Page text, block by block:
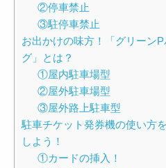
②停車禁止
③駐停車禁止
お出かけの味方！「グリーン
グ」とは？
①屋内駐車場型
②屋外駐車場型
③屋外路上駐車型
駐車チケット発券機の使い方
しよう！
①カードの挿入！